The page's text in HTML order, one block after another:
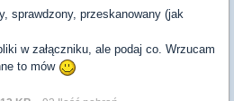
sprawdzony, przeskanowany (jak
w załączniku, ale podaj co. Wrzucam
to mów